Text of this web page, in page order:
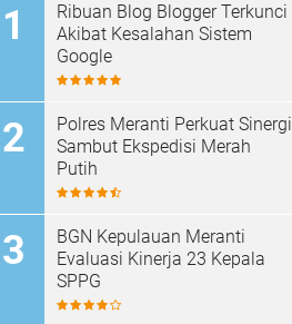
Ribuan Blog Blogger Terkunci
Akibat Kesalahan Sistem
Google
Polres Meranti Perkuat Sinergi
Sambut Ekspedisi Merah
Putih
BGN Kepulauan Meranti
Evaluasi Kinerja 23 Kepala
SPPG